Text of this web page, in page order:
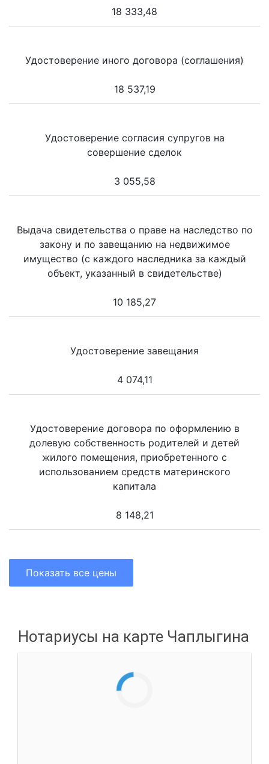
18 333,48
Удостоверение иного договора (соглашения)
18 537,19
Удостоверение согласия супругов на
совершение сделок
3 055,58
Выдача свидетельства о праве на наследство по
закону и по завещанию на недвижимое
имущество (с каждого наследника за каждый
объект, указанный в свидетельстве)
10 185,27
Удостоверение завещания
4 074,11
Удостоверение договора по оформлению в
долевую собственность родителей и детей
жилого помещения, приобретенного с
использованием средств материнского
капитала
8 148,21
Показать все цены
Нотариусы на карте Чаплыгина